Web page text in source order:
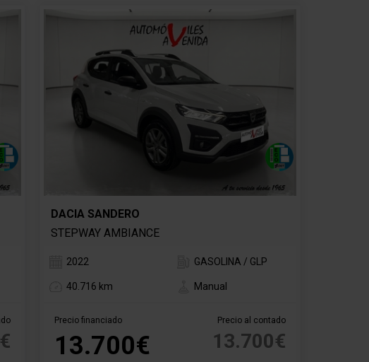
DACIA SANDERO
STEPWAY AMBIANCE
2022 GASOLINA / GLP
40.716 km Manual
Precio financiado
13.700€
Precio al contado
13.700€